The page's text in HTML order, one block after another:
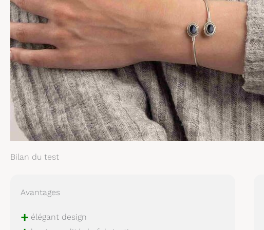
Bilan du test
Avantages
+ élégant design